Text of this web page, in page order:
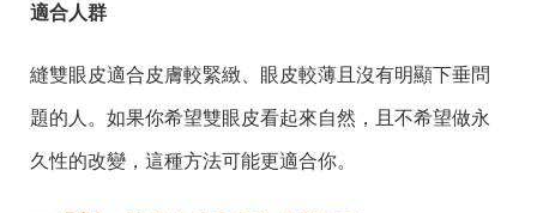
適合人群
縫雙眼皮適合皮膚較緊緻、眼皮較薄且沒有明顯下垂問
題的人。如果你希望雙眼皮看起來自然，且不希望做永
久性的改變，這種方法可能更適合你。